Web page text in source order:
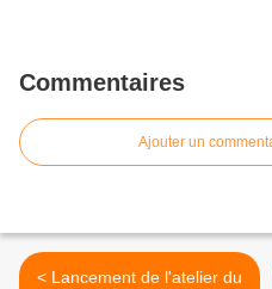
Commentaires
Ajouter un
< Lancement de l'atelier du